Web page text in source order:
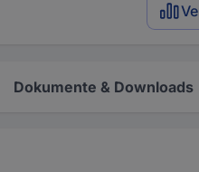
Dokumente & Downloads